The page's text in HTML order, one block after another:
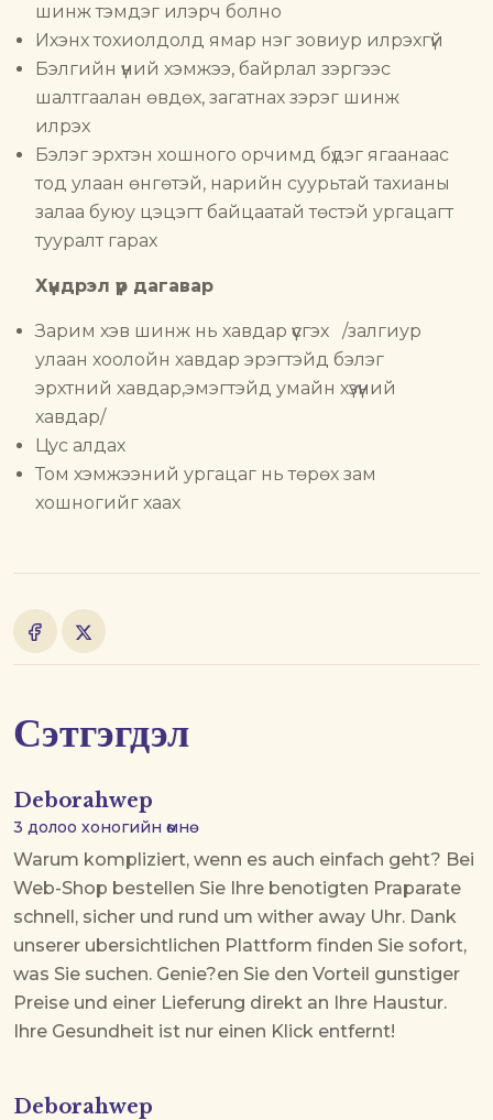
шинж тэмдэг илэрч болно
Ихэнх тохиолдолд ямар нэг зовиур илрэхгүй
Бэлгийн үүний хэмжээ, байрлал зэргээс
шалтгаалан өвдөх, загатнах зэрэг шинж
илрэх
Бэлэг эрхтэн хошного орчимд бүдэг ягаанаас
тод улаан өнгөтэй, нарийн суурьтай тахианы
залаа буюу цэцэгт байцаатай төстэй ургацагт
тууралт гарах
Хүндрэл үр дагавар
Зарим хэв шинж нь хавдар үүсгэх /залгиур
улаан хоолойн хавдар эрэгтэйд бэлэг
эрхтний хавдар,эмэгтэйд умайн хүзүүний
хавдар/
Цус алдах
Том хэмжээний ургацаг нь төрөх зам
хошногийг хаах
Сэтгэгдэл
Deborahwep
3 долоо хоногийн өмнө
Warum kompliziert, wenn es auch einfach geht? Bei
Web-Shop bestellen Sie Ihre benotigten Praparate
schnell, sicher und rund um wither away Uhr. Dank
unserer ubersichtlichen Plattform finden Sie sofort,
was Sie suchen. Genie?en Sie den Vorteil gunstiger
Preise und einer Lieferung direkt an Ihre Haustur.
Ihre Gesundheit ist nur einen Klick entfernt!
Deborahwep